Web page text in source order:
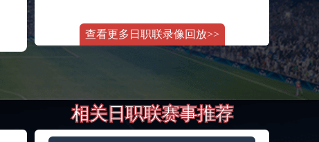
赛女单
第3轮
斯维托丽娜vs萨巴伦卡 全场录像回放
2024年5
月14日
WTA罗
马公开
纳波利塔诺vs贾里 全场录像回放
男单第3
轮
标签： 2024年5
月11日
WTA1000
罗马大
师赛第3
WTT沙特大满贯女单半决赛 陈梦vs早田希娜 全场录像回放
查看更多日职联录像回放>>
相关日职联赛事推荐